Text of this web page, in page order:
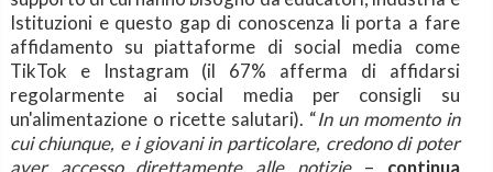
Istituzioni e questo gap di conoscenza li porta a fare
affidamento su piattaforme di social media come
TikTok e Instagram (il 67% afferma di affidarsi
regolarmente ai social media per consigli su
un'alimentazione o ricette salutari). “In un momento in
cui chiunque, e i giovani in particolare, credono di poter